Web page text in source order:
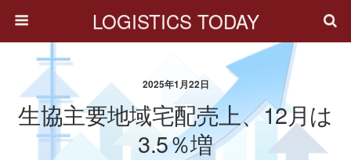
LOGISTICS TODAY
2025年1月22日
生協主要地域宅配売上、12月は
3.5％増